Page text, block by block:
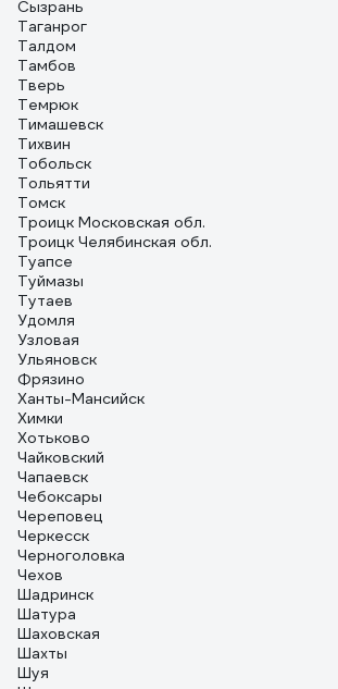
Сызрань
Таганрог
Талдом
Тамбов
Тверь
Темрюк
Тимашевск
Тихвин
Тобольск
Тольятти
Томск
Троицк Московская обл.
Троицк Челябинская обл.
Туапсе
Туймазы
Тутаев
Удомля
Узловая
Ульяновск
Фрязино
Ханты-Мансийск
Химки
Хотьково
Чайковский
Чапаевск
Чебоксары
Череповец
Черкесск
Черноголовка
Чехов
Шадринск
Шатура
Шаховская
Шахты
Шуя